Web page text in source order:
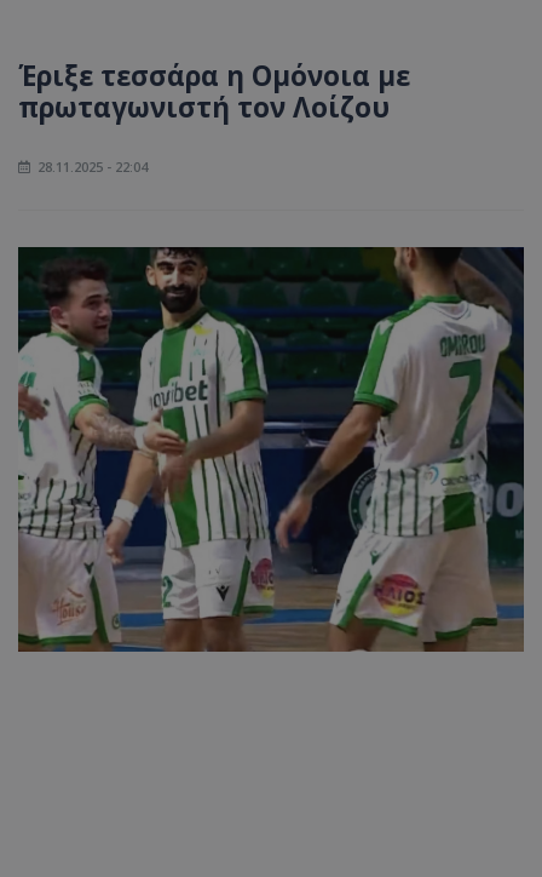
Έριξε τεσσάρα η Ομόνοια με
πρωταγωνιστή τον Λοίζου
28.11.2025 - 22:04